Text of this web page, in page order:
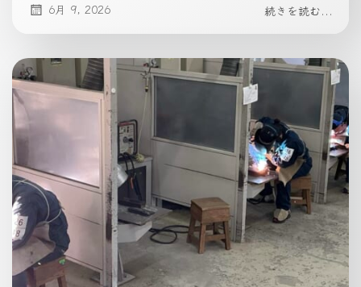
6月 9, 2026 続きを読む...